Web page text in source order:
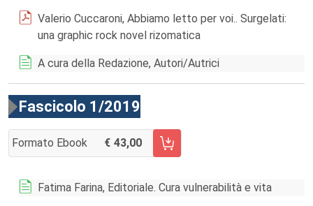
Valerio Cuccaroni, Abbiamo letto per voi.. Surgelati:
una graphic rock novel rizomatica
A cura della Redazione, Autori/Autrici
Fascicolo 1/2019
Formato Ebook 43,00
AGGIUNGI AL CARRELLO FASCICOLO 1/2019
Fatima Farina, Editoriale. Cura vulnerabilità e vita